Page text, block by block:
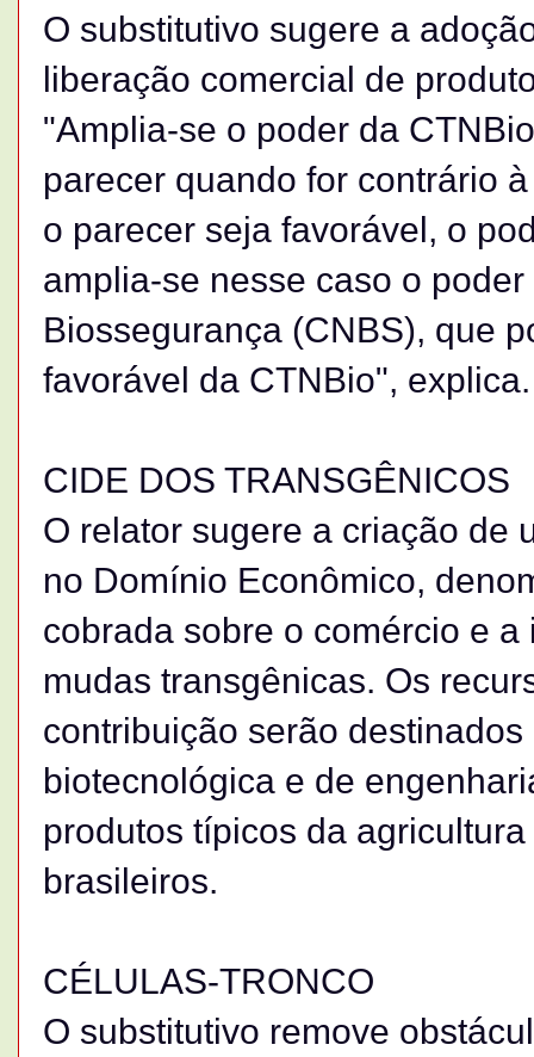
O substitutivo sugere a
liberação comercial de
"Amplia-se o poder da
parecer quando for contrário
o parecer seja favorável, o
amplia-se nesse caso o
Biossegurança (CNBS), que
favorável da CTNBio", explica.
CIDE DOS TRANSGÊNICOS
O relator sugere a criação de
no Domínio Econômico,
cobrada sobre o comércio e
mudas transgênicas. Os
contribuição serão
biotecnológica e de
produtos típicos da
brasileiros.
CÉLULAS-TRONCO
O substitutivo remove